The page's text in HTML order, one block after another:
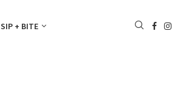
SIP + BITE